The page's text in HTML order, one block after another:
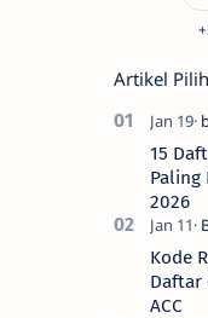
Artikel
15
2026
Kode
Daftar
ACC